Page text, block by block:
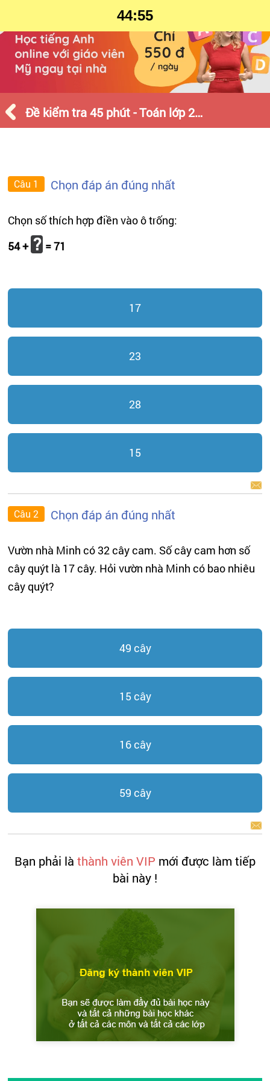
Đề kiểm tra 45 phút - Toán lớp 2 - Tháng 11 - Số 2
44:55
Câu 1 Chọn đáp án đúng nhất
Chọn số thích hợp điền vào ô trống:
54 +
= 71
17
23
28
15
Câu 2 Chọn đáp án đúng nhất
Vườn nhà Minh có 32 cây cam. Số cây cam hơn số
cây quýt là 17 cây. Hỏi vườn nhà Minh có bao nhiêu
cây quýt?
49 cây
15 cây
16 cây
59 cây
Bạn phải là thành viên VIP mới được làm tiếp
bài này !